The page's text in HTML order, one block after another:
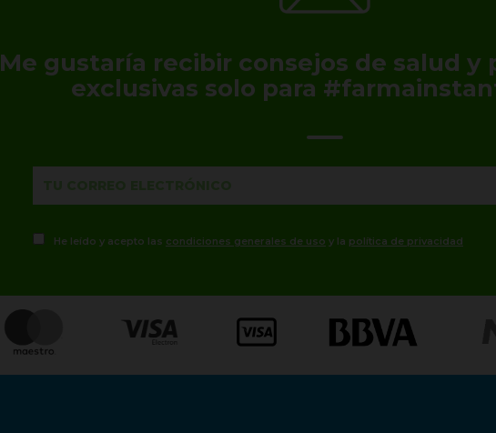
Me gustaría recibir consejos de salud y
exclusivas solo para
He leído y acepto las condiciones generales de uso y la política de privacidad